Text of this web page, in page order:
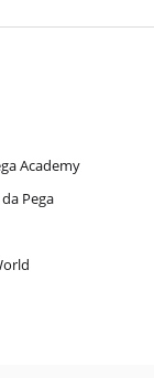
Academy
Pega